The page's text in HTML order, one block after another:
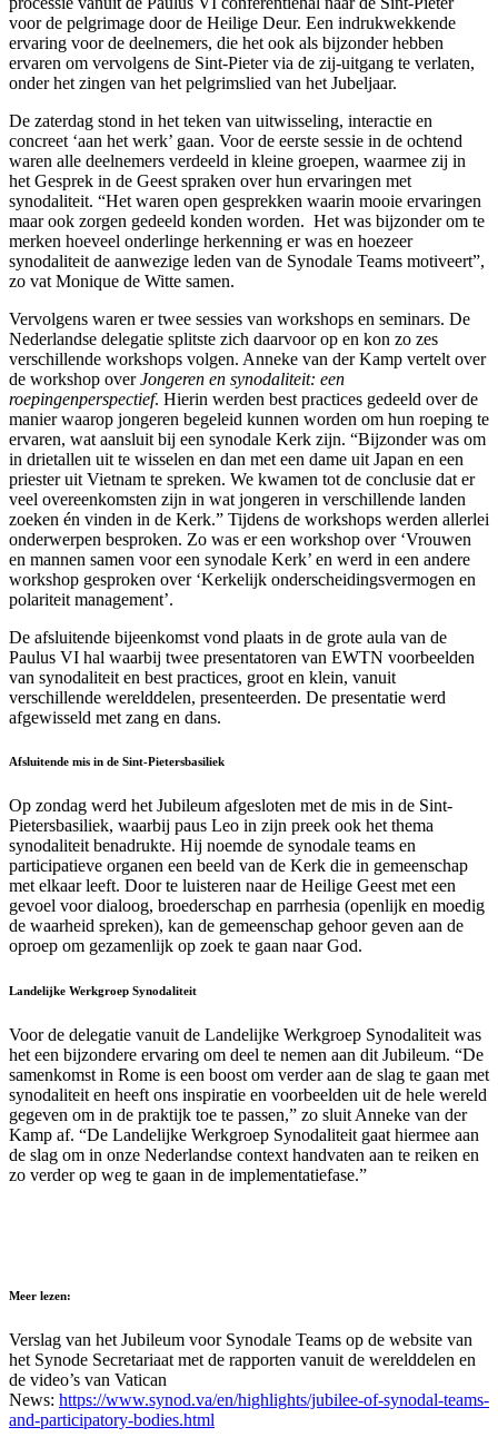
voor de pelgrimage door de Heilige Deur. Een indrukwekkende
ervaring voor de deelnemers, die het ook als bijzonder hebben
ervaren om vervolgens de Sint-Pieter via de zij-uitgang te verlaten,
onder het zingen van het pelgrimslied van het Jubeljaar.
De zaterdag stond in het teken van uitwisseling, interactie en
concreet ‘aan het werk’ gaan. Voor de eerste sessie in de ochtend
waren alle deelnemers verdeeld in kleine groepen, waarmee zij in
het Gesprek in de Geest spraken over hun ervaringen met
synodaliteit. “Het waren open gesprekken waarin mooie ervaringen
maar ook zorgen gedeeld konden worden. Het was bijzonder om te
merken hoeveel onderlinge herkenning er was en hoezeer
synodaliteit de aanwezige leden van de Synodale Teams motiveert”,
zo vat Monique de Witte samen.
Vervolgens waren er twee sessies van workshops en seminars. De
Nederlandse delegatie splitste zich daarvoor op en kon zo zes
verschillende workshops volgen. Anneke van der Kamp vertelt over
de workshop overJongeren en synodaliteit: een
roepingenperspectief. Hierin werden best practices gedeeld over de
manier waarop jongeren begeleid kunnen worden om hun roeping te
ervaren, wat aansluit bij een synodale Kerk zijn. “Bijzonder was om
in drietallen uit te wisselen en dan met een dame uit Japan en een
priester uit Vietnam te spreken. We kwamen tot de conclusie dat er
veel overeenkomsten zijn in wat jongeren in verschillende landen
zoeken én vinden in de Kerk.” Tijdens de workshops werden allerlei
onderwerpen besproken. Zo was er een workshop over ‘Vrouwen
en mannen samen voor een synodale Kerk’ en werd in een andere
workshop gesproken over ‘Kerkelijk onderscheidingsvermogen en
polariteit management’.
De afsluitende bijeenkomst vond plaats in de grote aula van de
Paulus VI hal waarbij twee presentatoren van EWTN voorbeelden
van synodaliteit en best practices, groot en klein, vanuit
verschillende werelddelen, presenteerden. De presentatie werd
afgewisseld met zang en dans.
Afsluitende mis in de Sint-Pietersbasiliek
Op zondag werd het Jubileum afgesloten met de mis in de Sint-
Pietersbasiliek, waarbij paus Leo in zijn preek ook het thema
synodaliteit benadrukte. Hij noemde de synodale teams en
participatieve organen een beeld van de Kerk die in gemeenschap
met elkaar leeft. Door te luisteren naar de Heilige Geest met een
gevoel voor dialoog, broederschap en parrhesia (openlijk en moedig
de waarheid spreken), kan de gemeenschap gehoor geven aan de
oproep om gezamenlijk op zoek te gaan naar God.
Landelijke Werkgroep Synodaliteit
Voor de delegatie vanuit de Landelijke Werkgroep Synodaliteit was
het een bijzondere ervaring om deel te nemen aan dit Jubileum. “De
samenkomst in Rome is een boost om verder aan de slag te gaan met
synodaliteit en heeft ons inspiratie en voorbeelden uit de hele wereld
gegeven om in de praktijk toe te passen,” zo sluit Anneke van der
Kamp af. “De Landelijke Werkgroep Synodaliteit gaat hiermee aan
de slag om in onze Nederlandse context handvaten aan te reiken en
zo verder op weg te gaan in de implementatiefase.”
Meer lezen:
Verslag van het Jubileum voor Synodale Teams op de website van
het Synode Secretariaat met de rapporten vanuit de werelddelen en
de video’s van Vatican
News: https://www.synod.va/en/highlights/jubilee-of-synodal-teams-
and-participatory-bodies.html